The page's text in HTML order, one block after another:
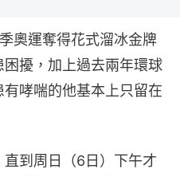
奧運奪得花式溜冰金牌
擾，加上過去兩年環球
哮喘的他基本上只留在
到周日（6日）下午才